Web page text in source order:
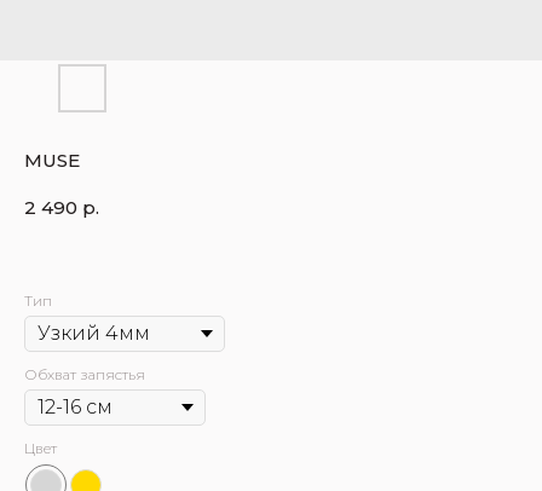
MUSE
2 490 р.
Тип
Обхват запястья
Цвет